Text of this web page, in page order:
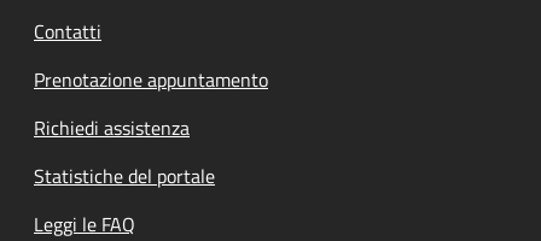
Contatti
Prenotazione appuntamento
Richiedi assistenza
Statistiche del portale
Leggi le FAQ